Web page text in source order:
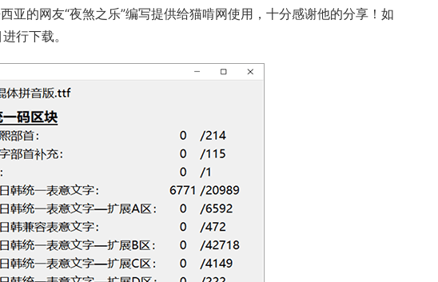
的网友“夜煞之乐”编写提供给猫啃网使用，十分感谢他的分享！如
行下载。